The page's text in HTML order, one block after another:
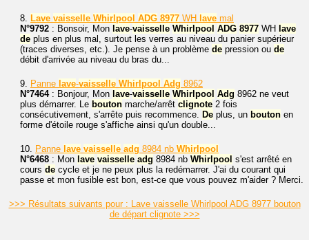
8. Lave vaisselle Whirlpool ADG 8977 WH lave mal
N°9792 : Bonsoir, Mon lave-vaisselle Whirlpool ADG 8977 WH lave
de plus en plus mal, surtout les verres au niveau du panier supérieur
(traces diverses, etc.). Je pense à un problème de pression ou de
débit d'arrivée au niveau du bras du...
9. Panne lave-vaisselle Whirlpool Adg 8962
N°7464: Bonjour, Mon lave-vaisselle Whirlpool Adg 8962 ne veut
plus démarrer. Le bouton marche/arrêt clignote 2 fois
consécutivement, s'arrête puis recommence. De plus, un bouton en
forme d'étoile rouge s'affiche ainsi qu'un double...
10. Panne lave vaisselle adg 8984 nb Whirlpool
N°6468 : Mon lave vaisselle adg 8984 nb Whirlpool s'est arrêté en
cours de cycle et je ne peux plus la redémarrer. J'ai du courant qui
passe et mon fusible est bon, est-ce que vous pouvez m'aider ? Merci.
>>> Résultats suivants pour : Lave vaisselle Whirlpool ADG 8977 bouton
de départ clignote >>>